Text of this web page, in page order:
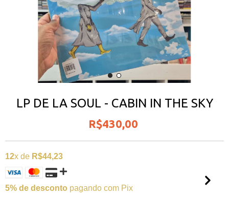
LP DE LA SOUL - CABIN IN THE SKY
R$430,00
12x de R$44,23
5% de desconto pagando com Pix